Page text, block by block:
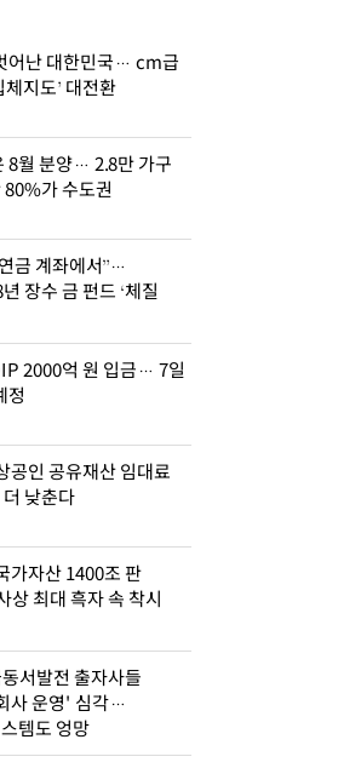
어난 대한민국… cm급
체지도’ 대전환
8월 분양… 2.8만 가구
80%가 수도권
금 계좌에서”…
장수 금 펀드 ‘체질
2000억 원 입금… 7일
정
공인 공유재산 임대료
더 낮춘다
가자산 1400조 판
상 최대 흑자 속 착시
서발전 출자사들
사 운영' 심각…
템도 엉망